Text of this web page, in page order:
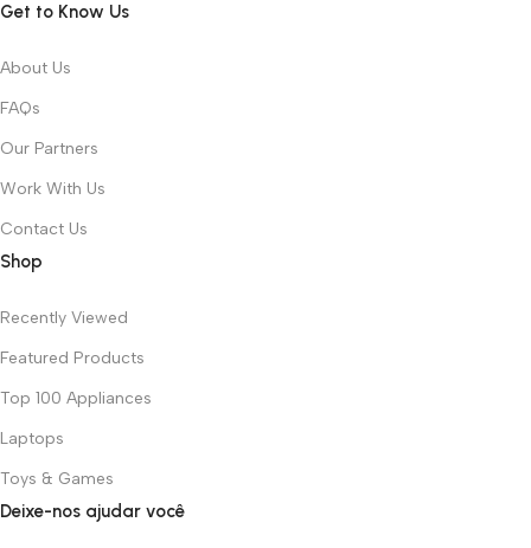
Get to Know Us
About Us
FAQs
Our Partners
Work With Us
Contact Us
Shop
Recently Viewed
Featured Products
Top 100 Appliances
Laptops
Toys & Games
Deixe-nos ajudar você